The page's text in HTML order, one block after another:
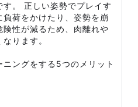
。 正しい姿勢でプレイす
荷をかけたり、姿勢を崩
険性が減るため、肉離れや
ります。
ングをする5つのメリット